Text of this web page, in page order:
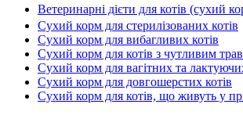
Ветеринарні дієти для котів (сухий
Сухий корм для стерилізованих котів
Сухий корм для вибагливих котів
Сухий корм для котів з чутливим
Сухий корм для вагітних та
Сухий корм для довгошерстих котів
Сухий корм для котів, що живуть у